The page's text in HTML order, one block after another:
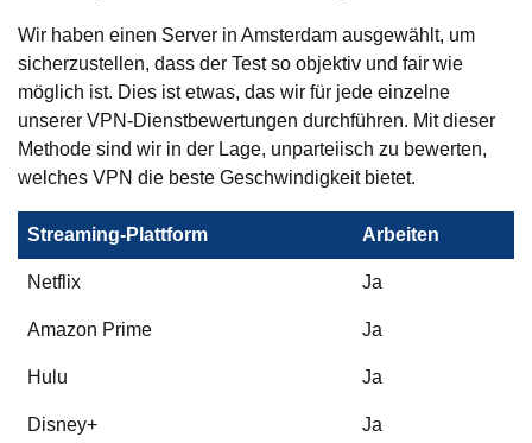
Wir haben einen Server in Amsterdam ausgewählt, um
sicherzustellen, dass der Test so objektiv und fair wie
möglich ist. Dies ist etwas, das wir für jede einzelne
unserer VPN-Dienstbewertungen durchführen. Mit dieser
Methode sind wir in der Lage, unparteiisch zu bewerten,
welches VPN die beste Geschwindigkeit bietet.
Streaming-Plattform Arbeiten
Netflix Ja
Amazon Prime Ja
Hulu Ja
Disney+ Ja